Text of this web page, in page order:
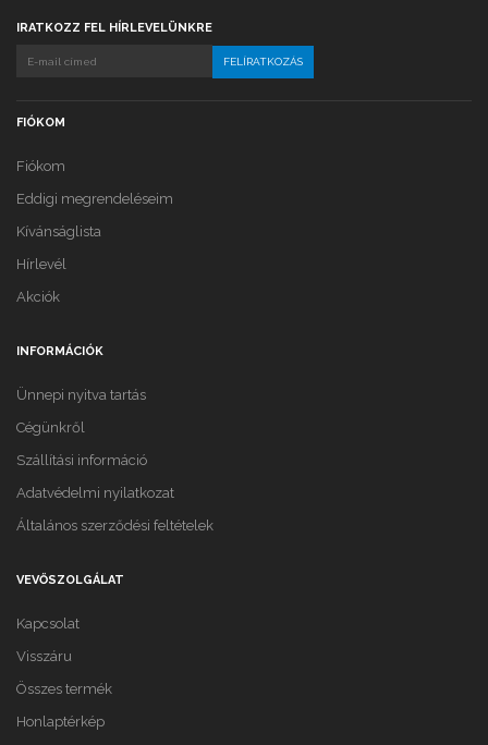
IRATKOZZ FEL HÍRLEVELÜNKRE
FIÓKOM
Fiókom
Eddigi megrendeléseim
Kívánságlista
Hírlevél
Akciók
INFORMÁCIÓK
Ünnepi nyitva tartás
Cégünkről
Szállítási információ
Adatvédelmi nyilatkozat
Általános szerződési feltételek
VEVŐSZOLGÁLAT
Kapcsolat
Visszáru
Összes termék
Honlaptérkép